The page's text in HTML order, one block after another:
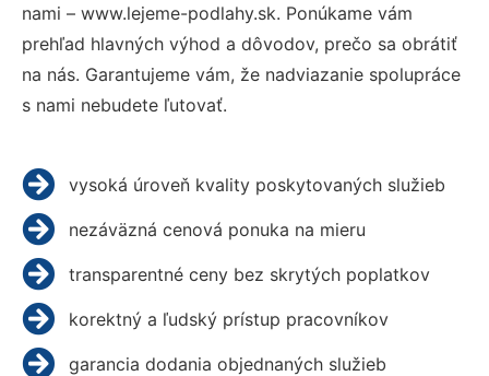
nami – www.lejeme-podlahy.sk. Ponúkame vám
prehľad hlavných výhod a dôvodov, prečo sa obrátiť
na nás. Garantujeme vám, že nadviazanie spolupráce
s nami nebudete ľutovať.
vysoká úroveň kvality poskytovaných služieb
nezáväzná cenová ponuka na mieru
transparentné ceny bez skrytých poplatkov
korektný a ľudský prístup pracovníkov
garancia dodania objednaných služieb